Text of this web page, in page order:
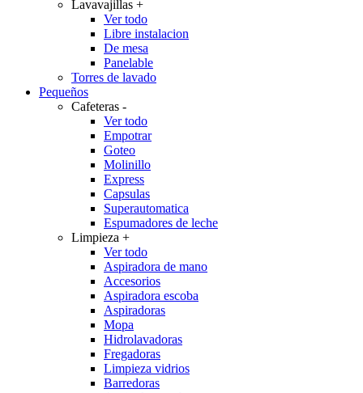
Lavavajillas +
Ver todo
Libre instalacion
De mesa
Panelable
Torres de lavado
Pequeños
Cafeteras -
Ver todo
Empotrar
Goteo
Molinillo
Express
Capsulas
Superautomatica
Espumadores de leche
Limpieza +
Ver todo
Aspiradora de mano
Accesorios
Aspiradora escoba
Aspiradoras
Mopa
Hidrolavadoras
Fregadoras
Limpieza vidrios
Barredoras